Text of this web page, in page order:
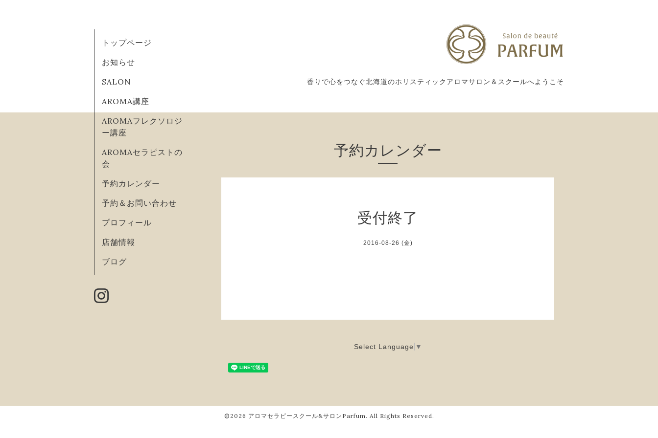
香りで心をつなぐ北海道のホリスティックアロマサロン＆スクールへようこそ
トップページ
お知らせ
SALON
AROMA講座
AROMAフレクソロジ
ー講座
AROMAセラピストの
会
予約カレンダー
予約＆お問い合わせ
プロフィール
店舗情報
ブログ
予約カレンダー
受付終了
2016-08-26 (金)
Select Language ▼
©2026 アロマセラピースクール&サロンParfum . All Rights Reserved.